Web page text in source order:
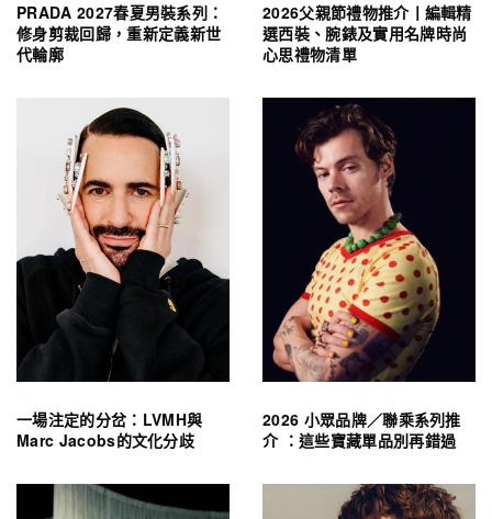
PRADA 2027春夏男裝系列：
修身剪裁回歸，重新定義新世
代輪廓
2026父親節禮物推介丨編輯精
選西裝、腕錶及實用名牌時尚
心思禮物清單
一場注定的分岔：LVMH與
Marc Jacobs的文化分歧
2026 小眾品牌／聯乘系列推
介 ：這些寶藏單品別再錯過